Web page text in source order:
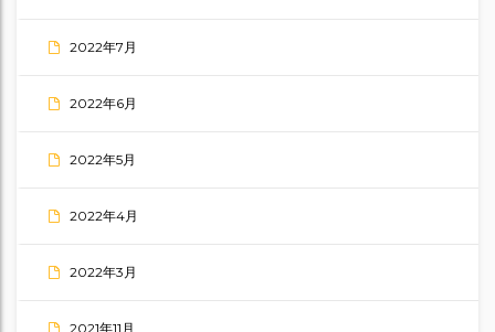
2022年7月
2022年6月
2022年5月
2022年4月
2022年3月
2021年11月